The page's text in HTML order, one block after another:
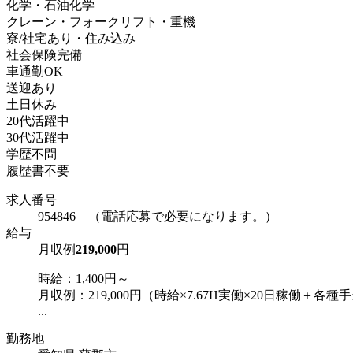
化学・石油化学
クレーン・フォークリフト・重機
寮/社宅あり・住み込み
社会保険完備
車通勤OK
送迎あり
土日休み
20代活躍中
30代活躍中
学歴不問
履歴書不要
求人番号
954846 （電話応募で必要になります。）
給与
月収例219,000円
時給：1,400円～
月収例：219,000円（時給×7.67H実働×20日稼働＋各種
...
勤務地